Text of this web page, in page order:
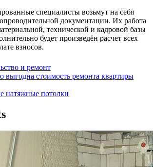
специалисты возьмут на себя
документации. Их работа
технической и кадровой базы
будет произведён расчет всех
взносов.
и ремонт
выгодна стоимость ремонта квартиры
натяжные потолки